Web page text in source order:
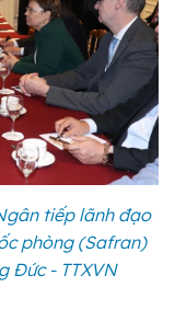
tiếp lãnh đạo
phòng (Safran)
Đức - TTXVN